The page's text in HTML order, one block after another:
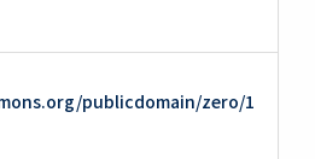
publicdomain/zero/1